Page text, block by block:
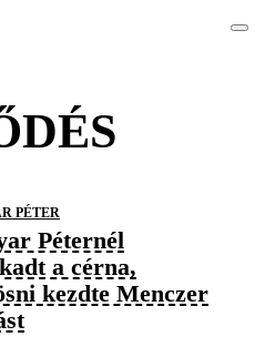
PÉTER
Péternél
a cérna,
kezdte Menczer